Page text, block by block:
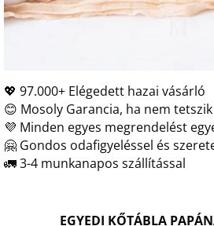
💖 97.000+ Elégedett hazai vásárló
😊 Mosoly Garancia, ha nem
💜 Minden egyes megrendelést
🤗 Gondos odafigyeléssel és
🚛 3-4 munkanapos szállítással
EGYEDI KŐTÁBLA